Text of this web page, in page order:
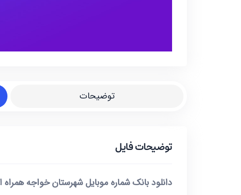
توضیحات
توضیحات فایل
دانلود بانک شماره موبایل شهرستان خواجه همراه